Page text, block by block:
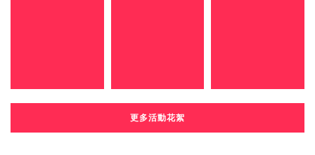
更多活動花絮